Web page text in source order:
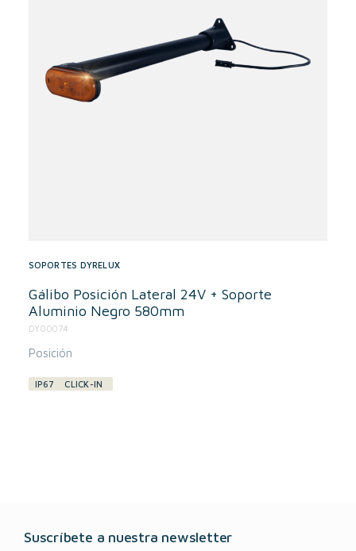
SOPORTES DYRELUX
Gálibo Posición Lateral 24V + Soporte
Aluminio Negro 580mm
DY00074
Posición
IP67 CLICK-IN
Suscríbete a nuestra newsletter